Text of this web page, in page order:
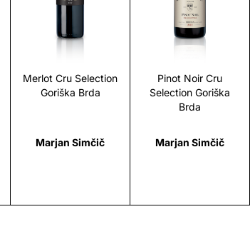
Merlot Cru Selection
Goriška Brda
Marjan Simčič
Scopri
Pinot Noir Cru
Selection Goriška
Brda
Marjan Simčič
Scopri